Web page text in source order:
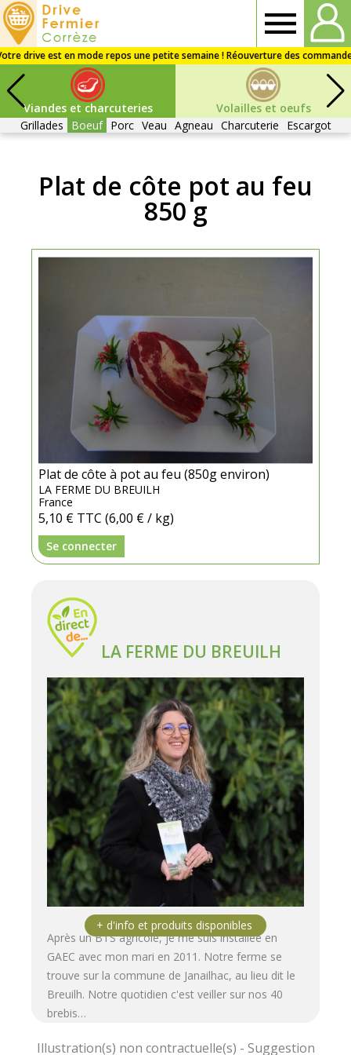
Corrèze
Viandes et charcuteries
Volailles et oeufs
Grillades
Boeuf Porc Veau Agneau Charcuterie Escargot
Plat de côte pot au feu
850 g
Plat de côte à pot au feu (850g environ)
LA FERME DU BREUILH
France
5,10 € TTC (6,00 € / kg)
Se connecter
LA FERME DU BREUILH
Après un BTS agricole, je me suis installée en
GAEC avec mon mari en 2011. Notre ferme se
trouve sur la commune de Janailhac, au lieu dit le
Breuilh. Notre quotidien c'est veiller sur nos 40
brebis…